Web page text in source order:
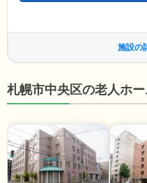
施設の
札幌市中央区の老人ホ